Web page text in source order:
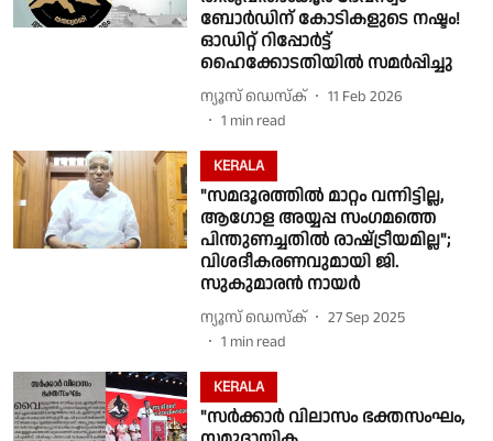
ബോർഡിന് കോടികളുടെ നഷ്ടം!
ഓഡിറ്റ് റിപ്പോർട്ട്
ഹൈക്കോടതിയിൽ സമർപ്പിച്ചു
ന്യൂസ് ഡെസ്ക്
11 Feb 2026
1 min read
KERALA
"സമദൂരത്തിൽ മാറ്റം വന്നിട്ടില്ല,
ആഗോള അയ്യപ്പ സംഗമത്തെ
പിന്തുണച്ചതിൽ രാഷ്‌ട്രീയമില്ല";
വിശദീകരണവുമായി ജി.
സുകുമാരൻ നായർ
ന്യൂസ് ഡെസ്ക്
27 Sep 2025
1 min read
KERALA
"സർക്കാർ വിലാസം ഭക്തസംഘം,